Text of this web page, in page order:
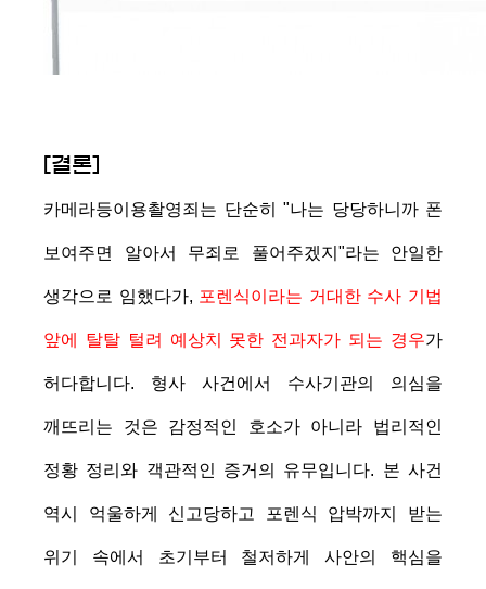
[결론]
카메라등이용촬영죄는 단순히 "나는 당당하니까 폰
보여주면 알아서 무죄로 풀어주겠지"라는 안일한
생각으로 임했다가, 포렌식이라는 거대한 수사 기법
앞에 탈탈 털려 예상치 못한 전과자가 되는 경우가
허다합니다. 형사 사건에서 수사기관의 의심을
깨뜨리는 것은 감정적인 호소가 아니라 법리적인
정황 정리와 객관적인 증거의 유무입니다. 본 사건
역시 억울하게 신고당하고 포렌식 압박까지 받는
위기 속에서 초기부터 철저하게 사안의 핵심을